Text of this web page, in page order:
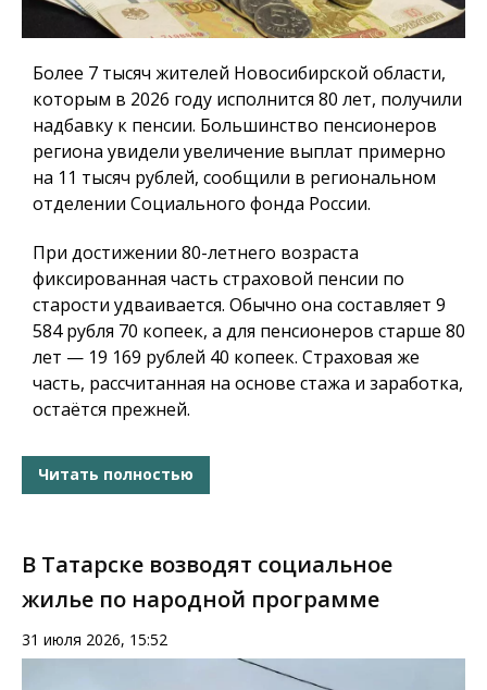
Более 7 тысяч жителей Новосибирской области,
которым в 2026 году исполнится 80 лет, получили
надбавку к пенсии. Большинство пенсионеров
региона увидели увеличение выплат примерно
на 11 тысяч рублей, сообщили в региональном
отделении Социального фонда России.
При достижении 80-летнего возраста
фиксированная часть страховой пенсии по
старости удваивается. Обычно она составляет 9
584 рубля 70 копеек, а для пенсионеров старше 80
лет — 19 169 рублей 40 копеек. Страховая же
часть, рассчитанная на основе стажа и заработка,
остаётся прежней.
Читать полностью
В Татарске возводят социальное
жилье по народной программе
31 июля 2026, 15:52